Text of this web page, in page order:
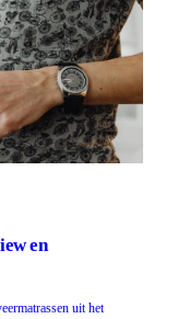
en
uit het